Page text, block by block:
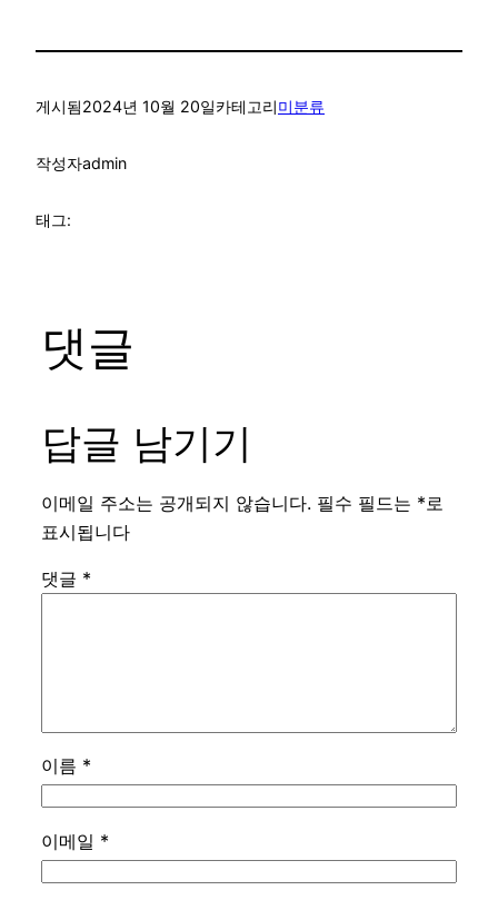
게시됨2024년 10월 20일카테고리미분류
작성자admin
태그:
댓글
답글 남기기
이메일 주소는 공개되지 않습니다. 필수 필드는 *로
표시됩니다
댓글 *
이름 *
이메일 *